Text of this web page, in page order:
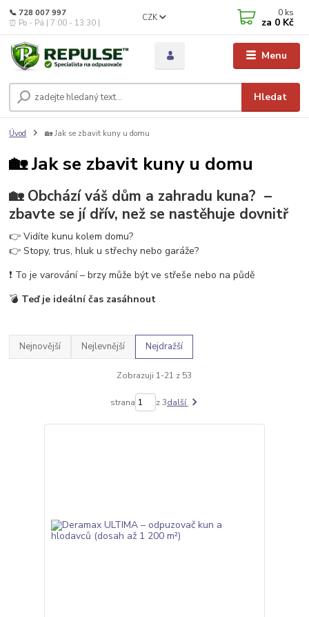
Menu
CZK
Hledat
📞 728 007 997
⏰ Po - Pá | 7:00 - 13:30 |
0 ks
za 0 Kč
Úvod 🏡 Jak se zbavit kuny u domu
🏡 Jak se zbavit kuny u domu
🏡 Obchází váš dům a zahradu kuna? –
zbavte se jí dřív, než se nastěhuje dovnitř
👉 Vidíte kunu kolem domu?
👉 Stopy, trus, hluk u střechy nebo garáže?
❗ To je varování – brzy může být ve střeše nebo na půdě
💣 Teď je ideální čas zasáhnout
Nejnovější Nejlevnější Nejdražší
Zobrazuji 1-21 z 53
strana z 3další